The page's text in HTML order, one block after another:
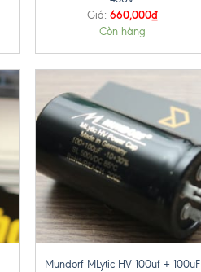
Giá: 660,000₫
Còn hàng
+
Mundorf MLytic HV 100uf + 100uF